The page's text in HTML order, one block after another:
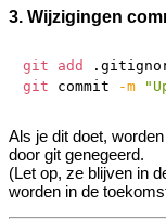
3. Wijzigingen
git add
git commit -m
Als je dit doet,
door git genegeerd.
(Let op, ze blijven in
worden in de